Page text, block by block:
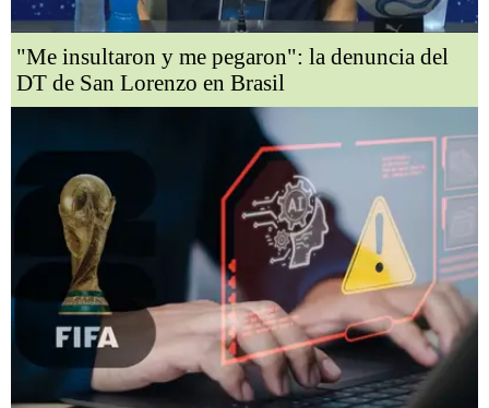
"Me insultaron y me pegaron": la denuncia del
DT de San Lorenzo en Brasil